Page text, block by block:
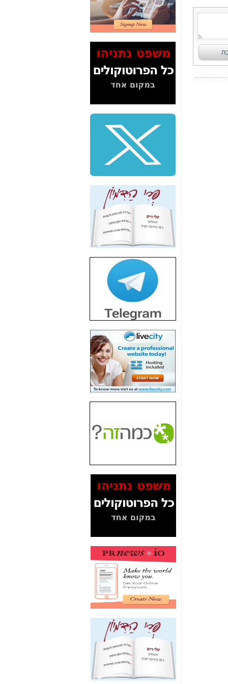
2" על תעלולי השר
משה כחלון -כאן
המשך חשיפת הבלוף
ששמו "מהפיכת
הסלולר" ואיך מסרסים
כאן
סיכום ביקור בסיליקון
משקיעות ומפתחות
באותם תחומים -כאן
שלמה פילבר (עד
לאחרונה מנכ"ל משרד
התקשורת) - עד
מדינה? הצחקתם
"יש אפליה בחקירה"?
חשיפה: למה השר
משה כחלון לא נחקר
עד היום? -
כאן
חשיפת חשד לשחיתות
הדומה לזו של "תיק
הסלולר -כאן
חשיפת מה שלא
רוצים שתדעו בעניין
פריסת אנלימיטד
(בניחוח בלתי נסבל) -
כאן
חשיפה: איוב קרא
אישר לקבוצת סלקום
בדיוק מה שביבי אישר
כאן
האם השר איוב קרא
היה צריך בכלל לחתום
על האישור, שנתן
האם ביבי וקרא קבלו
בכלל תמורה עבור
ההטבות הרגולטוריות
המסמכים בנושא בזק-
Yes (תיק 4000)
מוכיחים "תפירת תיק"
לאיש הלא נכון! -כאן
עובדות ומסמכים
האם ביבי כשר
תקשורת עזר לקב'
בזק? -כאן
מה מקור ה-Fake
News שהביא לתפירת
תיק לביבי והעלמת
החשודים הנכונים -כאן
אחת הרגליים של "תיק
4000 התפור"
התמוטטה היום
בניצחון (כפול) של בזק
-
כאן
איך כתבות מפנקות